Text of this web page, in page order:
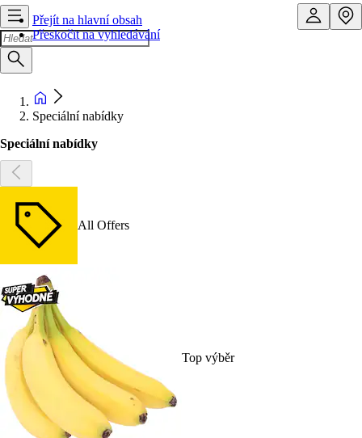
Přejít na hlavní obsah
Přeskočit na vyhledávání
Speciální nabídky
Speciální nabídky
All Offers
Top výběr